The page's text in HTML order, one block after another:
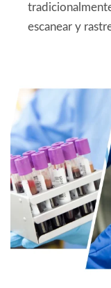
escanear y